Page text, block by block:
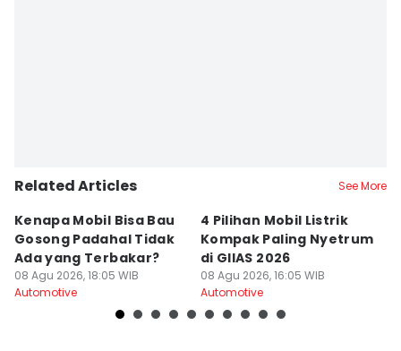
Related Articles See More
Kenapa Mobil Bisa Bau
Gosong Padahal Tidak
Ada yang Terbakar?
08 Agu 2026, 18:05 WIB
Automotive
4 Pilihan Mobil Listrik
Kompak Paling Nyetrum
di GIIAS 2026
08 Agu 2026, 16:05 WIB
Automotive